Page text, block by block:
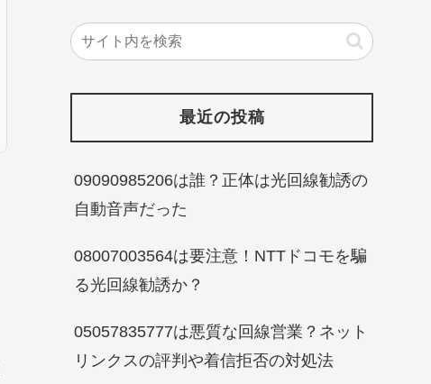
最近の投稿
09090985206は誰？正体は光回線勧誘の
自動音声だった
08007003564は要注意！NTTドコモを騙
る光回線勧誘か？
05057835777は悪質な回線営業？ネット
リンクスの評判や着信拒否の対処法